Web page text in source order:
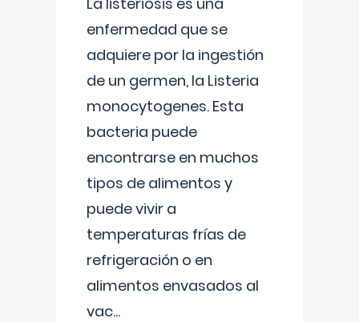
enfermedad que se
adquiere por la ingestión
de un germen, la Listeria
monocytogenes. Esta
bacteria puede
encontrarse en muchos
tipos de alimentos y
puede vivir a
temperaturas frías de
refrigeración o en
alimentos envasados al
vac...